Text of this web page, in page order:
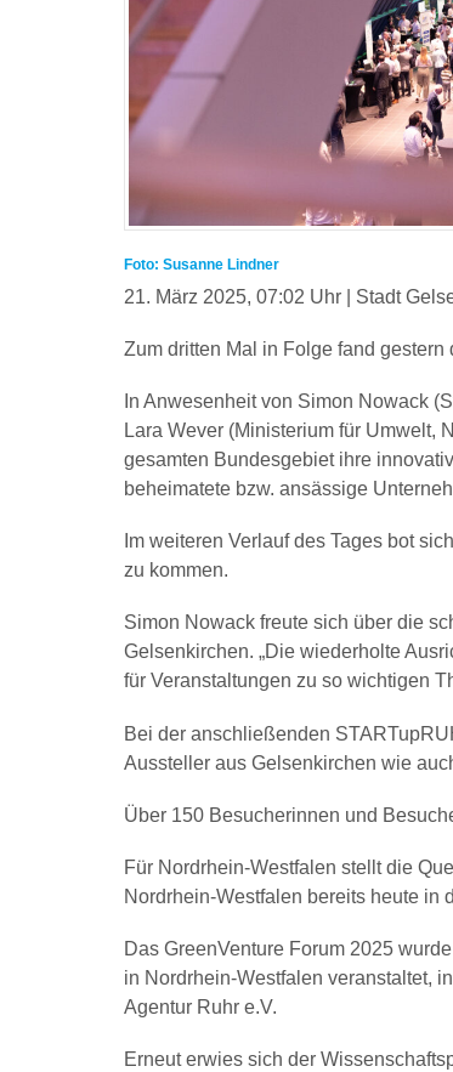
Foto: Susanne Lindner
21. März 2025, 07:02 Uhr | Stadt
Zum dritten Mal in Folge fand
In Anwesenheit von Simon Nowack
Lara Wever (Ministerium für Umwelt,
gesamten Bundesgebiet ihre
beheimatete bzw. ansässige
Im weiteren Verlauf des Tages bot
zu kommen.
Simon Nowack freute sich über die
Gelsenkirchen. „Die wiederholte
für Veranstaltungen zu so wichtigen
Bei der anschließenden
Aussteller aus Gelsenkirchen wie
Über 150 Besucherinnen und
Für Nordrhein-Westfalen stellt die
Nordrhein-Westfalen bereits heute in
Das GreenVenture Forum 2025
in Nordrhein-Westfalen veranstaltet,
Agentur Ruhr e.V.
Erneut erwies sich der